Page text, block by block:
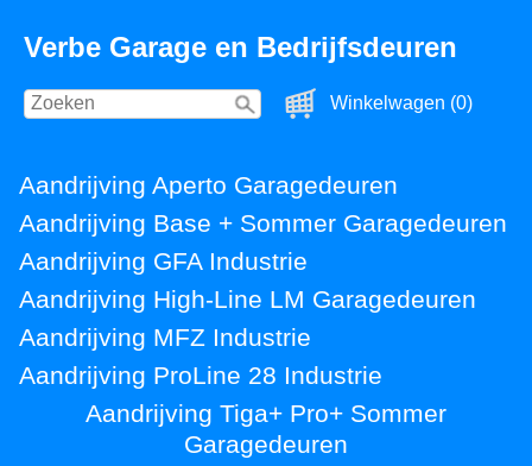
Verbe Garage en Bedrijfsdeuren
Winkelwagen (0)
Aandrijving Aperto Garagedeuren
Aandrijving Base + Sommer Garagedeuren
Aandrijving GFA Industrie
Aandrijving High-Line LM Garagedeuren
Aandrijving MFZ Industrie
Aandrijving ProLine 28 Industrie
Aandrijving Tiga+ Pro+ Sommer
Garagedeuren